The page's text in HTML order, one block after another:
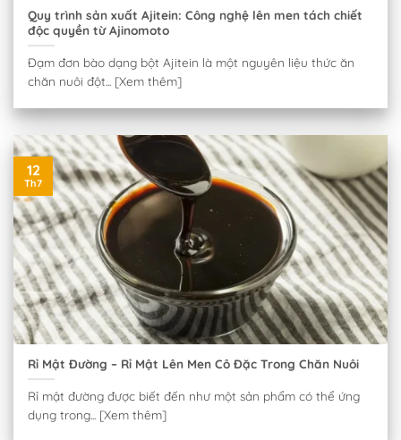
Quy trình sản xuất Ajitein: Công nghệ lên men tách chiết
độc quyền từ Ajinomoto
Đạm đơn bào dạng bột Ajitein là một nguyên liệu thức ăn
chăn nuôi đột... [Xem thêm]
Rỉ Mật Đường – Rỉ Mật Lên Men Cô Đặc Trong Chăn Nuôi
Rỉ mật đường được biết đến như một sản phẩm có thể ứng
dụng trong... [Xem thêm]
12
Th7